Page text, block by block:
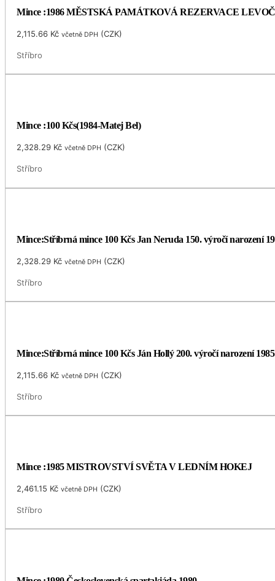
Mince :1986 MĚSTSKÁ PAMÁTKOVÁ REZERVACE
2,115.66 Kč včetně DPH (CZK)
Stříbro
Mince :100 Kčs(1984-Matej Bel)
2,328.29 Kč včetně DPH (CZK)
Stříbro
Mince:Stříbrná mince 100 Kčs Jan Neruda 150. výročí narození
2,328.29 Kč včetně DPH (CZK)
Stříbro
Mince:Stříbrná mince 100 Kčs Ján Hollý 200. výročí narození 1985
2,115.66 Kč včetně DPH (CZK)
Stříbro
Mince :1985 MISTROVSTVÍ SVĚTA V LEDNÍM HOKEJ
2,461.15 Kč včetně DPH (CZK)
Stříbro